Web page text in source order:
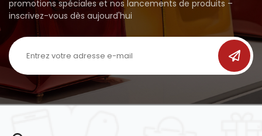
promotions spéciales et nos lancements de produits –
inscrivez-vous dès aujourd'hui